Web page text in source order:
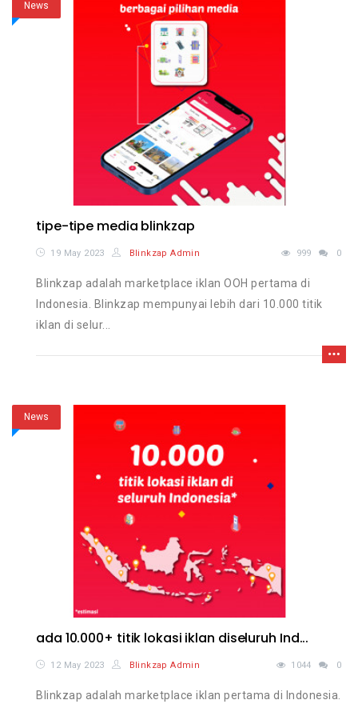
News
tipe-tipe media blinkzap
19 May 2023 Blinkzap Admin 999 0
Blinkzap adalah marketplace iklan OOH pertama di
Indonesia. Blinkzap mempunyai lebih dari 10.000 titik
iklan di selur...
News
ada 10.000+ titik lokasi iklan diseluruh Ind...
12 May 2023 Blinkzap Admin 1044 0
Blinkzap adalah marketplace iklan pertama di Indonesia.